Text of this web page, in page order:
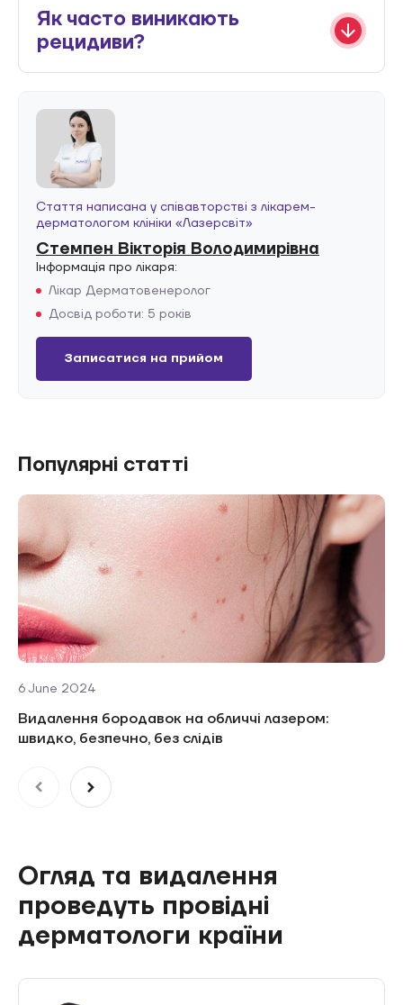
Як часто виникають
рецидиви?
Стаття написана у співавторстві з лікарем-
дерматологом клініки «Лазерсвiт»
Стемпен Вікторія Володимирівна
Інформація про лікаря:
Лікар Дерматовенеролог
Досвід роботи: 5 років
Записатися на прийом
Популярні статті
6 June 2024
Видалення бородавок на обличчі лазером:
швидко, безпечно, без слідів
Огляд та видалення
проведуть провідні
дерматологи країни